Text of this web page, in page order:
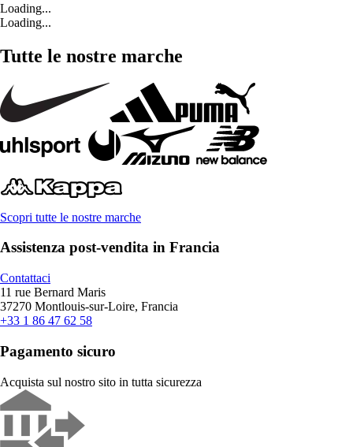
Loading...
Loading...
Tutte le nostre marche
Scopri tutte le nostre marche
Assistenza post-vendita in Francia
Contattaci
11 rue Bernard Maris
37270 Montlouis-sur-Loire, Francia
+33 1 86 47 62 58
Pagamento sicuro
Acquista sul nostro sito in tutta sicurezza